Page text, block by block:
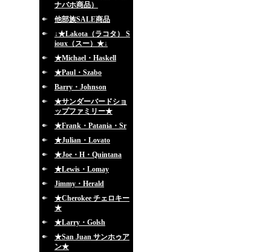
ナバホ商品）
他部族SALE商品
↓★Lakota（ラコタ） S
ioux（スー）★↓
★Michael・Haskell
★Paul・Szabo
Barry・Johnson
★サンダーバードショ
ップファミリー★
★Frank・Patania・Sr
★Julian・Lovato
★Joe・H・Quintana
★Lewis・Lomay
Jimmy・Herald
★Cherokee チェロキー
★
★Larry・Golsh
★San Juan サンホゥア
ン★